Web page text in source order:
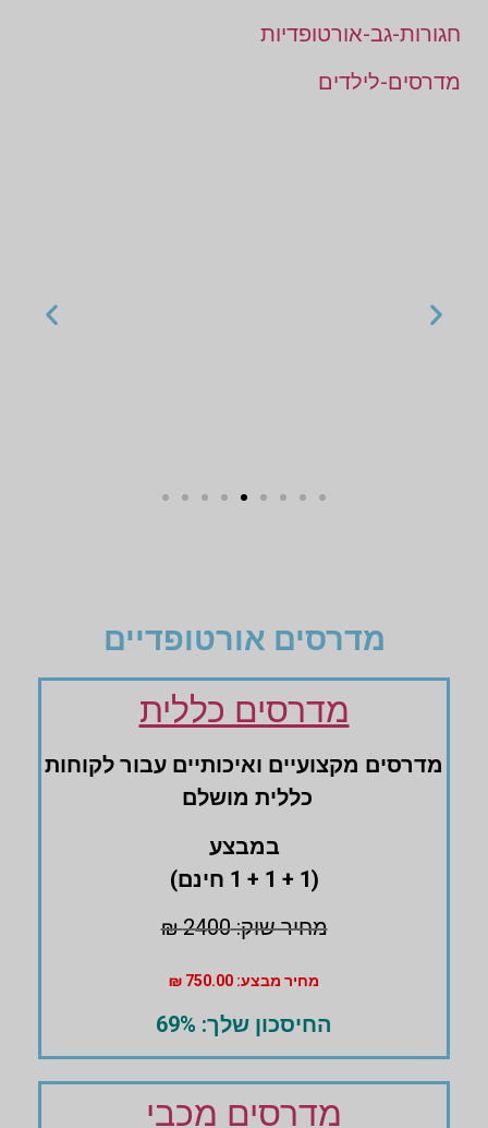
חגורות-גב-אורטופדיות
מדרסים-לילדים
מדרסים אורטופדיים
מדרסים כללית
מדרסים ‏מקצועיים ‏ואיכותיים עבור לקוחות
‏כללית מושלם
במבצע
(1 + 1 + 1 חינם)
מחיר שוק: 2400 ₪
מחיר מבצע: 750.00 ₪
החיסכון שלך: 69%
מדרסים מכבי